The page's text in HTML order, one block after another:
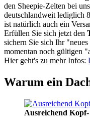
den Sheepie-Zelten bei uns
deutschlandweit lediglich
ist natürlich auch ein
Erfüllen Sie sich jetzt den
sichern Sie sich Ihr
momentan noch gültigen
Hier geht's zu mehr Infos:
Warum ein
Ausreichend